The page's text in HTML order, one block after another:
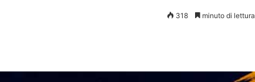
318 minuto di lettura